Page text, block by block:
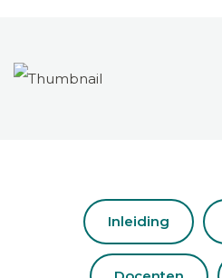
Inleiding